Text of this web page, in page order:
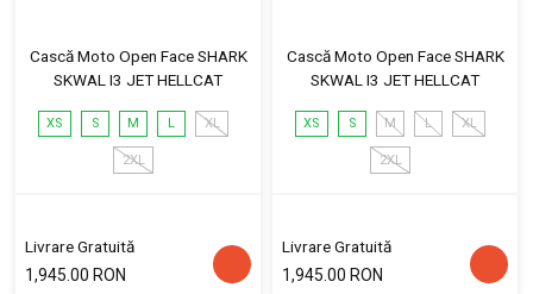
Cască Moto Open Face SHARK
SKWAL I3 JET HELLCAT
XS S M L XL
2XL
Livrare Gratuită
1,945.00 RON
Cască Moto Open Face SHARK
SKWAL I3 JET HELLCAT
XS S M L XL
2XL
Livrare Gratuită
1,945.00 RON